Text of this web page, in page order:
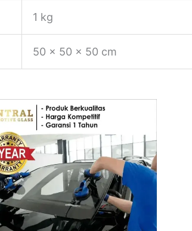
1 kg
50 × 50 × 50 cm